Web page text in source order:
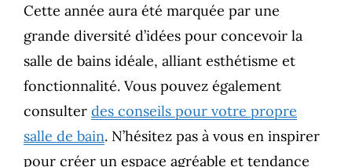
Cette année aura été marquée par une
grande diversité d’idées pour concevoir la
salle de bains idéale, alliant esthétisme et
fonctionnalité. Vous pouvez également
consulter des conseils pour votre propre
salle de bain. N’hésitez pas à vous en inspirer
pour créer un espace agréable et tendance